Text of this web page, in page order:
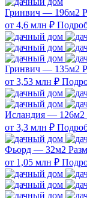
Гринвич — 196м2
от 4,6 млн ₽
Гринвич — 135м2
от 3,53 млн ₽
Исландия — 126м2
от 3,3 млн ₽
Фьорд — 32м2
от 1,05 млн ₽